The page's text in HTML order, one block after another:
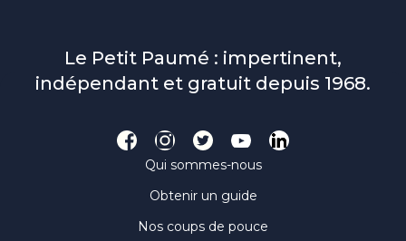
Le Petit Paumé : impertinent,
indépendant et gratuit depuis 1968.
Qui sommes-nous
Obtenir un guide
Nos coups de pouce